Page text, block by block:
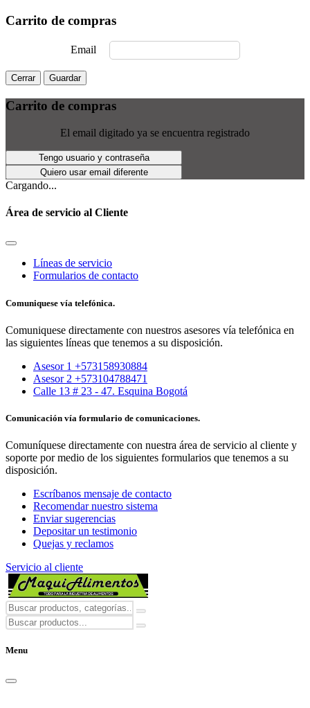
Carrito de compras
Email
Cerrar Guardar
Carrito de compras
El email digitado ya se encuentra registrado
Tengo usuario y contraseña
Quiero usar email diferente
Cargando...
Área de servicio al Cliente
Líneas de servicio
Formularios de contacto
Comuniquese vía telefónica.
Comuniquese directamente con nuestros asesores vía telefónica en
las siguientes líneas que tenemos a su disposición.
Asesor 1 +573158930884
Asesor 2 +573104788471
Calle 13 # 23 - 47. Esquina Bogotá
Comunicación vía formulario de comunicaciones.
Comuníquese directamente con nuestra área de servicio al cliente y
soporte por medio de los siguientes formularios que tenemos a su
disposición.
Escríbanos mensaje de contacto
Recomendar nuestro sistema
Enviar sugerencias
Depositar un testimonio
Quejas y reclamos
Servicio al cliente
Menu